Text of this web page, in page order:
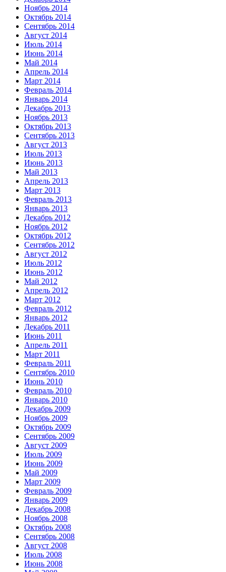
Ноябрь 2014
Октябрь 2014
Сентябрь 2014
Август 2014
Июль 2014
Июнь 2014
Май 2014
Апрель 2014
Март 2014
Февраль 2014
Январь 2014
Декабрь 2013
Ноябрь 2013
Октябрь 2013
Сентябрь 2013
Август 2013
Июль 2013
Июнь 2013
Май 2013
Апрель 2013
Март 2013
Февраль 2013
Январь 2013
Декабрь 2012
Ноябрь 2012
Октябрь 2012
Сентябрь 2012
Август 2012
Июль 2012
Июнь 2012
Май 2012
Апрель 2012
Март 2012
Февраль 2012
Январь 2012
Декабрь 2011
Июнь 2011
Апрель 2011
Март 2011
Февраль 2011
Сентябрь 2010
Июнь 2010
Февраль 2010
Январь 2010
Декабрь 2009
Ноябрь 2009
Октябрь 2009
Сентябрь 2009
Август 2009
Июль 2009
Июнь 2009
Май 2009
Март 2009
Февраль 2009
Январь 2009
Декабрь 2008
Ноябрь 2008
Октябрь 2008
Сентябрь 2008
Август 2008
Июль 2008
Июнь 2008